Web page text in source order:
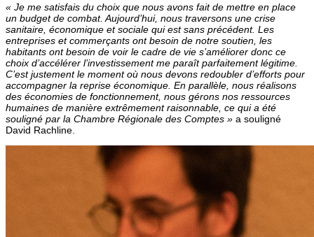
« Je me satisfais du choix que nous avons fait de mettre en place
un budget de combat. Aujourd’hui, nous traversons une crise
sanitaire, économique et sociale qui est sans précédent. Les
entreprises et commerçants ont besoin de notre soutien, les
habitants ont besoin de voir le cadre de vie s’améliorer donc ce
choix d’accélérer l’investissement me paraît parfaitement légitime.
C’est justement le moment où nous devons redoubler d’efforts pour
accompagner la reprise économique. En parallèle, nous réalisons
des économies de fonctionnement, nous gérons nos ressources
humaines de manière extrêmement raisonnable, ce qui a été
souligné par la Chambre Régionale des Comptes » a souligné
David Rachline.